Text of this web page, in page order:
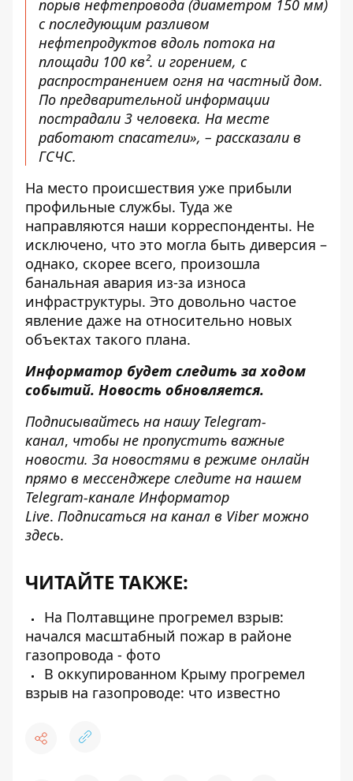
порыв нефтепровода (диаметром 150 мм)
с последующим разливом
нефтепродуктов вдоль потока на
площади 100 кв². и горением, с
распространением огня на частный дом.
По предварительной информации
пострадали 3 человека. На месте
работают спасатели», – рассказали в
ГСЧС.
На место происшествия уже прибыли
профильные службы. Туда же
направляются наши корреспонденты. Не
исключено, что это могла быть диверсия –
однако, скорее всего, произошла
банальная авария из-за износа
инфраструктуры. Это довольно частое
явление даже на относительно новых
объектах такого плана.
Информатор будет следить за ходом
событий. Новость обновляется.
Подписывайтесь на нашу Telegram-
канал, чтобы не пропустить важные
новости. За новостями в режиме онлайн
прямо в мессенджере следите на нашем
Telegram-канале Информатор
Live. Подписаться на канал в Viber можно
здесь.
ЧИТАЙТЕ ТАКЖЕ:
На Полтавщине прогремел взрыв:
начался масштабный пожар в районе
газопровода - фото
В оккупированном Крыму прогремел
взрыв на газопроводе: что известно